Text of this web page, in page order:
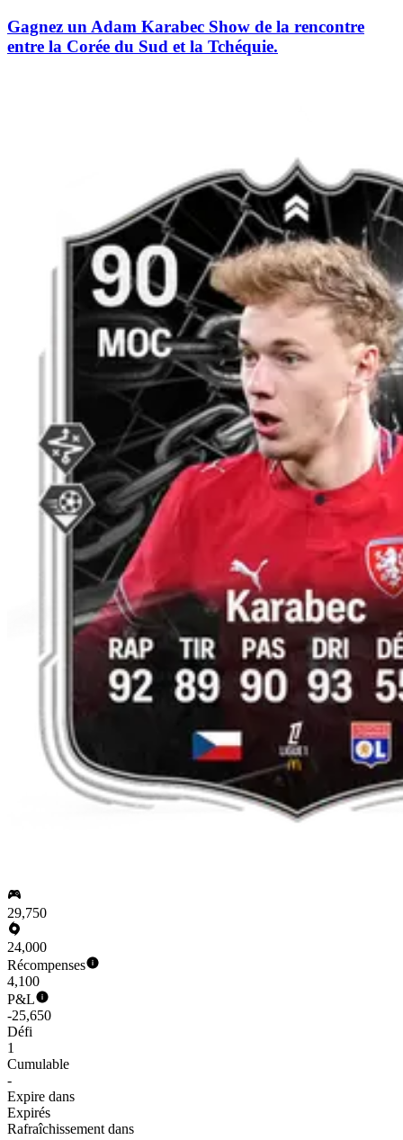
Gagnez un Adam Karabec Show de la rencontre
entre la Corée du Sud et la Tchéquie.
29,750
24,000
Récompenses
4,100
P&L
-25,650
Défi
1
Cumulable
-
Expire dans
Expirés
Rafraîchissement dans